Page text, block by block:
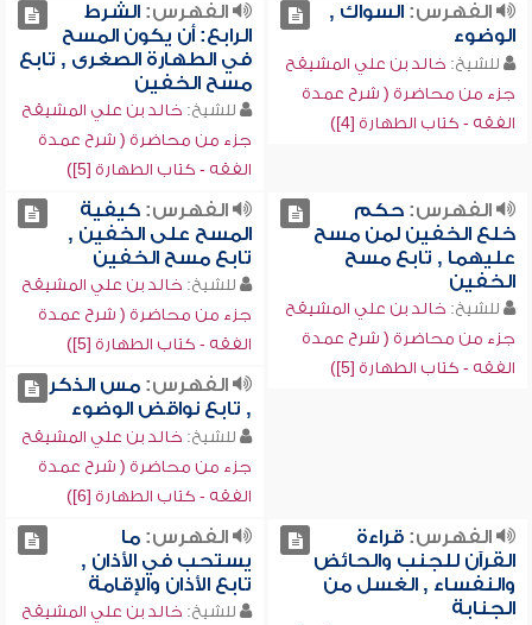
الفهرس:السواك ,
الوضوء
للشيخ: خالد بن علي المشيقح
جزء من محاضرة ( شرح عمدة
الفقه - كتاب الطهارة [4])
الفهرس:الشرط
الرابع: أن يكون المسح
في الطهارة الصغرى , تابع
مسح الخفين
للشيخ: خالد بن علي المشيقح
جزء من محاضرة ( شرح عمدة
الفقه - كتاب الطهارة [5])
الفهرس:حكم
خلع الخفين لمن مسح
عليهما , تابع مسح
الخفين
للشيخ: خالد بن علي المشيقح
جزء من محاضرة ( شرح عمدة
الفقه - كتاب الطهارة [5])
الفهرس:كيفية
المسح على الخفين ,
تابع مسح الخفين
للشيخ: خالد بن علي المشيقح
جزء من محاضرة ( شرح عمدة
الفقه - كتاب الطهارة [5])
الفهرس:مس الذكر
, تابع نواقض الوضوء
للشيخ: خالد بن علي المشيقح
جزء من محاضرة ( شرح عمدة
الفقه - كتاب الطهارة [6])
الفهرس:قراءة
القرآن للجنب والحائض
والنفساء , الغسل من
الجنابة
الفهرس:ما
يستحب في الأذان ,
تابع الأذان والإقامة
للشيخ: خالد بن علي المشيقح